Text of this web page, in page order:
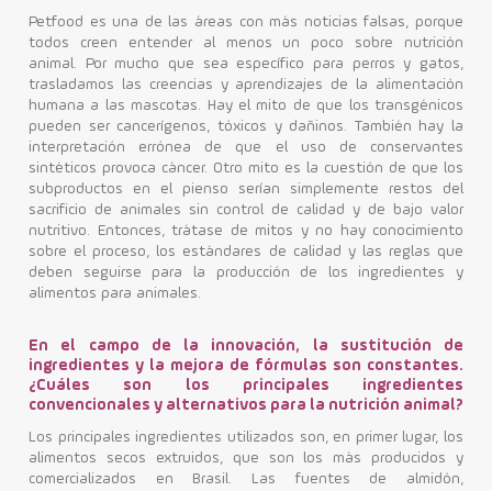
Petfood es una de las áreas con más noticias falsas, porque
todos creen entender al menos un poco sobre nutrición
animal. Por mucho que sea específico para perros y gatos,
trasladamos las creencias y aprendizajes de la alimentación
humana a las mascotas. Hay el mito de que los transgénicos
pueden ser cancerígenos, tóxicos y dañinos. También hay la
interpretación errónea de que el uso de conservantes
sintéticos provoca cáncer. Otro mito es la cuestión de que los
subproductos en el pienso serían simplemente restos del
sacrificio de animales sin control de calidad y de bajo valor
nutritivo. Entonces, trátase de mitos y no hay conocimiento
sobre el proceso, los estándares de calidad y las reglas que
deben seguirse para la producción de los ingredientes y
alimentos para animales.
En el campo de la innovación, la sustitución de
ingredientes y la mejora de fórmulas son constantes.
¿Cuáles son los principales ingredientes
convencionales y alternativos para la nutrición animal?
Los principales ingredientes utilizados son, en primer lugar, los
alimentos secos extruidos, que son los más producidos y
comercializados en Brasil. Las fuentes de almidón,